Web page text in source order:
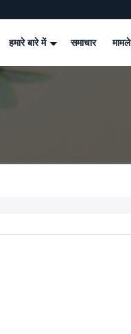
हमारे बारे में समाचार मामले